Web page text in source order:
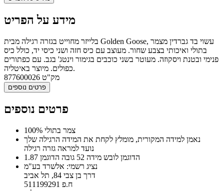
מידע על הפריט
בלייזר מחוייט בגזרה רגילה מבית Golden Goose, עשוי בד גברדין מצמר
בתולי ואיכותי בצבע שחור. מעוצב עם כיס חזה ושני כיסי יד, כולל כיס
פנימי ובטנת ויסקוזה. מעוטר בשני כוכבים בגימור וינטג' בגב. עם כפתורים
כפולים. מיוצר באיטליה.
מק"ט 877600026
פרטים נוספים
פרטים נוספים
100% צמר בתולי
נאמן למידה המקורית, מומלץ לקחת את המידה הרגילה שלך
נועד למראה גזרה רגילה
הדוגמן לובש מידה 52 גובה הדוגמן 1.87
נציג רשמי: אלשרד בע"מ
דרך בן צבי 84, תל אביב
ח.פ 511199291